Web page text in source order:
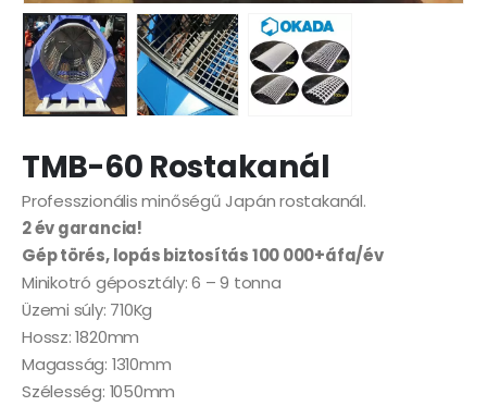
TMB-60 Rostakanál
Professzionális minőségű Japán rostakanál.
2 év garancia!
Gép törés, lopás biztosítás 100 000+áfa/év
Minikotró géposztály: 6 – 9 tonna
Üzemi súly: 710Kg
Hossz: 1820mm
Magasság: 1310mm
Szélesség: 1050mm